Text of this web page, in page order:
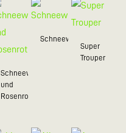
Schneeweißchen
und
Rosenrot
Schneewittchen
Super
Trouper